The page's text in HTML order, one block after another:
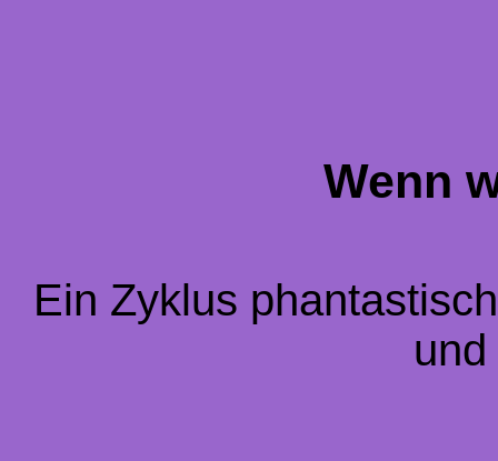
Wenn
Ein Zyklus